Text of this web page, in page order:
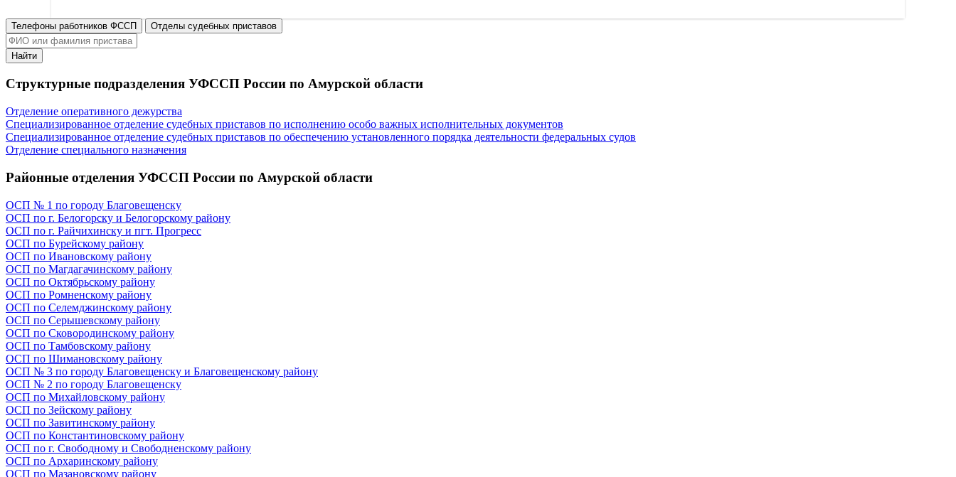
Телефоны работников ФССП Отделы судебных приставов
Найти
Структурные подразделения УФССП России по Амурской области
Отделение оперативного дежурства
Специализированное отделение судебных приставов по исполнению особо важных исполнительных документов
Специализированное отделение судебных приставов по обеспечению установленного порядка деятельности федеральных судов
Отделение специального назначения
Районные отделения УФССП России по Амурской области
ОСП № 1 по городу Благовещенску
ОСП по г. Белогорску и Белогорскому району
ОСП по г. Райчихинску и пгт. Прогресс
ОСП по Бурейскому району
ОСП по Ивановскому району
ОСП по Магдагачинскому району
ОСП по Октябрьскому району
ОСП по Ромненскому району
ОСП по Селемджинскому району
ОСП по Серышевскому району
ОСП по Сковородинскому району
ОСП по Тамбовскому району
ОСП по Шимановскому району
ОСП № 3 по городу Благовещенску и Благовещенскому району
ОСП № 2 по городу Благовещенску
ОСП по Михайловскому району
ОСП по Зейскому району
ОСП по Завитинскому району
ОСП по Константиновскому району
ОСП по г. Свободному и Свободненскому району
ОСП по Архаринскому району
ОСП по Мазановскому району